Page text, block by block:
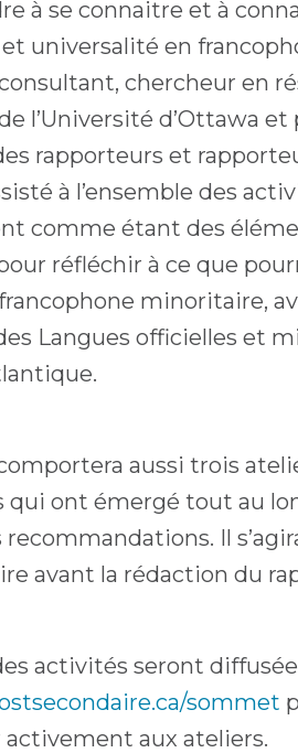
à se connaitre et à
universalité en
chercheur en
l’Université d’Ottawa
rapporteurs et
à l’ensemble des
comme étant des
réfléchir à ce que
minoritaire,
Langues officielles et
aussi trois
qui ont émergé tout au
Il
avant la rédaction du
activités seront
sommet
aux ateliers.